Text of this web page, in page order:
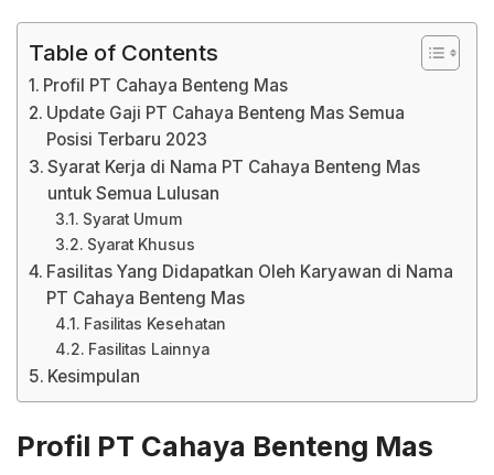
Table of Contents
Profil PT Cahaya Benteng Mas
Update Gaji PT Cahaya Benteng Mas Semua
Posisi Terbaru 2023
Syarat Kerja di Nama PT Cahaya Benteng Mas
untuk Semua Lulusan
Syarat Umum
Syarat Khusus
Fasilitas Yang Didapatkan Oleh Karyawan di Nama
PT Cahaya Benteng Mas
Fasilitas Kesehatan
Fasilitas Lainnya
Kesimpulan
Profil PT Cahaya Benteng Mas